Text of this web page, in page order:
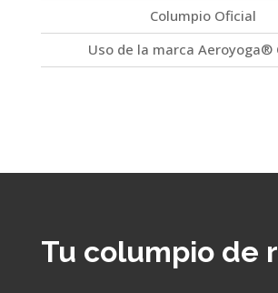
Columpio Oficial
Uso de la marca Aeroyoga®
Tu columpio de